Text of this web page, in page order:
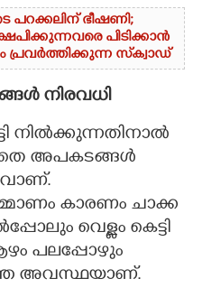
പറക്കലിന് ഭീഷണി;​
പിടിക്കാൻ
പ്രവർത്തിക്കുന്ന സ്‌ക്വാഡ്
നിരവധി
നിൽക്കുന്നതിനാൽ
അപകടങ്ങൾ
കാരണം ചാക്ക
വെള്ളം കെട്ടി
പലപ്പോഴും
അവസ്ഥയാണ്.